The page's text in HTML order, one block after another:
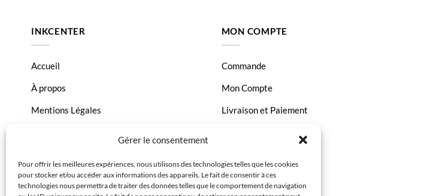
Gérer le consentement
Pour offrir les meilleures expériences, nous utilisons des technologies telles que les cookies
pour stocker et/ou accéder aux informations des appareils. Le fait de consentir à ces
technologies nous permettra de traiter des données telles que le comportement de navigation
INKCENTER
Accueil
À propos
Mentions Légales
Politique de confidentialité
MON COMPTE
Commande
Mon Compte
Livraison et Paiement